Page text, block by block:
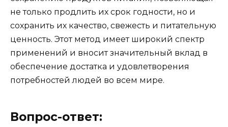
не только продлить их срок годности, но и
сохранить их качество, свежесть и питательную
ценность. Этот метод имеет широкий спектр
применений и вносит значительный вклад в
обеспечение достатка и удовлетворения
потребностей людей во всем мире.
Вопрос-ответ: